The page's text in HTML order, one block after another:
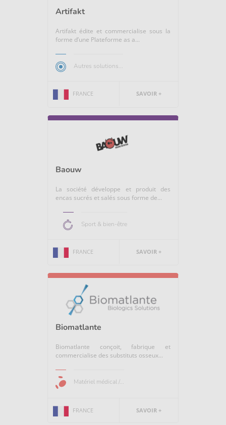
Artifakt
Artifakt édite et commercialise sous la
forme d’une Plateforme as a...
Autres solutions...
FRANCE SAVOIR +
Baouw
La société développe et produit des
encas sucrés et salés sous forme de...
Sport & bien-être
FRANCE SAVOIR +
Biomatlante
Biomatlante conçoit, fabrique et
commercialise des substituts osseux...
Matériel médical /...
FRANCE SAVOIR +